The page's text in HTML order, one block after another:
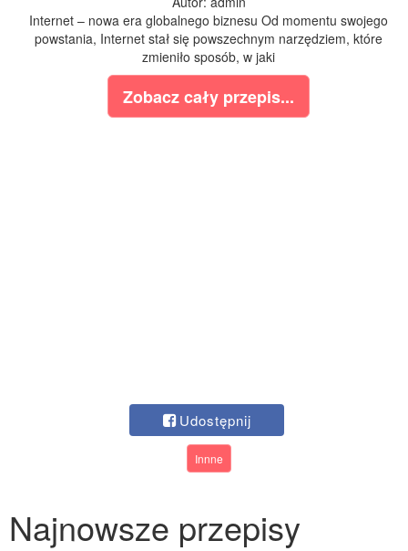
Internet – nowa era globalnego biznesu Od momentu swojego
powstania, Internet stał się powszechnym narzędziem, które
zmieniło sposób, w jaki
Zobacz cały przepis...
Udostępnij
Innne
Najnowsze przepisy